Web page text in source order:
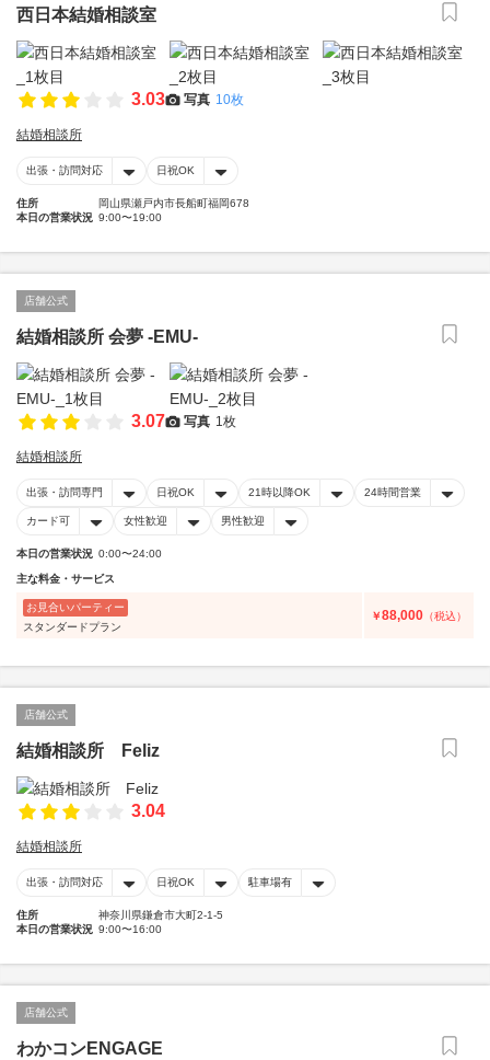
西日本結婚相談室
3.03 写真 10枚
結婚相談所
出張・訪問対応 日祝OK
住所
岡山県瀬戸内市長船町福岡678
本日の営業状況 9:00〜19:00
店舗公式
結婚相談所 会夢 -EMU-
3.07 写真 1枚
結婚相談所
出張・訪問専門 日祝OK 21時以降OK 24時間営業
カード可 女性歓迎 男性歓迎
本日の営業状況 0:00〜24:00
主な料金・サービス
お見合いパーティー
スタンダードプラン
￥88,000 （税込）
店舗公式
結婚相談所 Feliz
3.04
結婚相談所
出張・訪問対応 日祝OK 駐車場有
住所
神奈川県鎌倉市大町2-1-5
本日の営業状況 9:00〜16:00
店舗公式
わかコンENGAGE